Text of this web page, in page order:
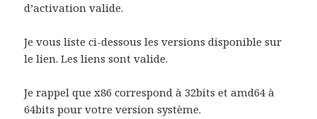
d’activation valide.
Je vous liste ci-dessous les versions disponible sur
le lien. Les liens sont valide.
Je rappel que x86 correspond à 32bits et amd64 à
64bits pour votre version système.